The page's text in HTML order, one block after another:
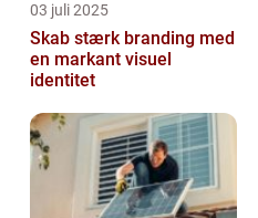
03 juli 2025
Skab stærk branding med
en markant visuel
identitet